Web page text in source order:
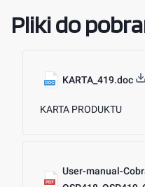
Pliki do
KARTA_419.doc
KARTA PRODUKTU
User-manual-